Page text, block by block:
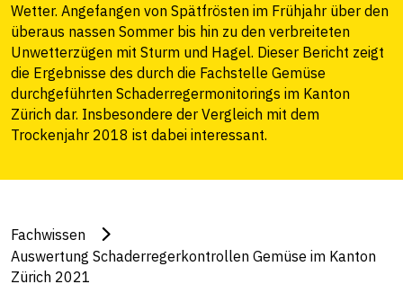
Wetter. Angefangen von Spätfrösten im Frühjahr über den
überaus nassen Sommer bis hin zu den verbreiteten
Unwetterzügen mit Sturm und Hagel. Dieser Bericht zeigt
die Ergebnisse des durch die Fachstelle Gemüse
durchgeführten Schaderregermonitorings im Kanton
Zürich dar. Insbesondere der Vergleich mit dem
Trockenjahr 2018 ist dabei interessant.
Fachwissen
Auswertung Schaderregerkontrollen Gemüse im Kanton
Zürich 2021